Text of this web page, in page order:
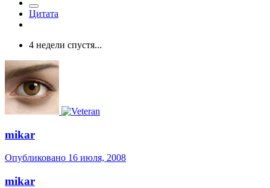
Цитата
4 недели спустя...
mikar
Опубликовано 16 июля, 2008
mikar